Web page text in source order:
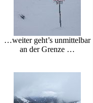
…weiter geht’s unmittelbar
an der Grenze …